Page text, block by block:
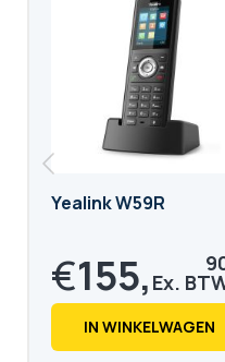
Yealink W59R
€155,
€ 188,
IN WINKELWAGEN